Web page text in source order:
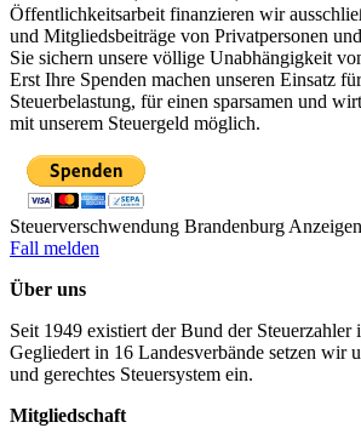
Öffentlichkeitsarbeit finanzieren wir
und Mitgliedsbeiträge von Privatpersonen
Sie sichern unsere völlige Unabhängigkeit
Erst Ihre Spenden machen unseren Einsatz
Steuerbelastung, für einen sparsamen und
mit unserem Steuergeld möglich.
Steuerverschwendung Brandenburg Anzeigen
Fall melden
Über uns
Seit 1949 existiert der Bund der Steuerzahler
Gegliedert in 16 Landesverbände setzen wir
und gerechtes Steuersystem ein.
Mitgliedschaft